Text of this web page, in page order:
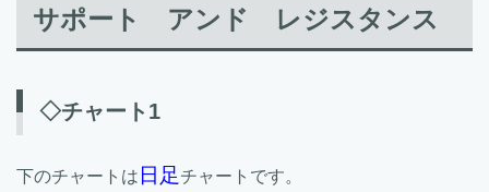
サポート アンド レジスタンス
◇チャート1
下のチャートは 日足 チャートです。